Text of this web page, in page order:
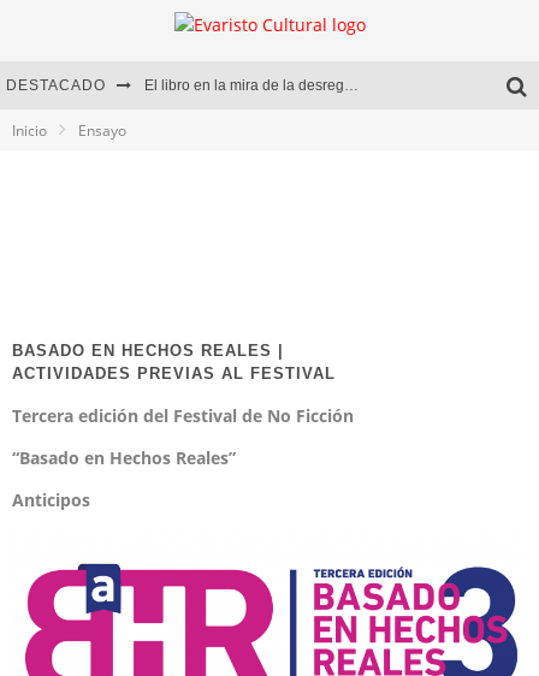
DESTACADO El libro en la mira de la desregulación
Inicio Ensayo
BASADO EN HECHOS REALES |
ACTIVIDADES PREVIAS AL FESTIVAL
Tercera edición del Festival de No Ficción
“Basado en Hechos Reales”
Anticipos